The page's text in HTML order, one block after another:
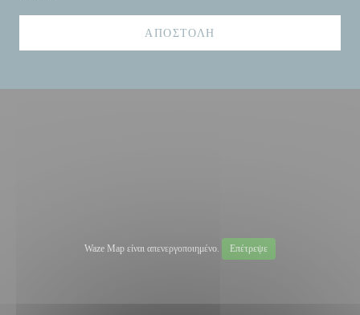
Waze Map είναι απενεργοποιημένο. Επέτρεψε